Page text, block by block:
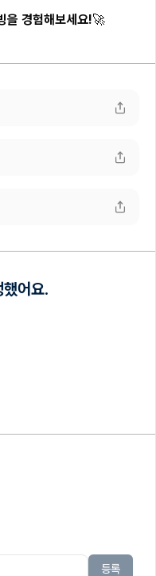
을 경험해보세요!🚀
어요.
등록